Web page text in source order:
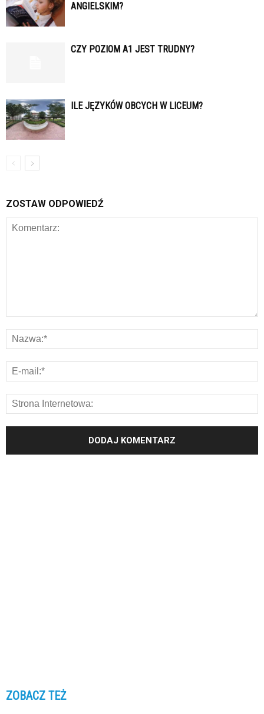
ANGIELSKIM?
CZY POZIOM A1 JEST TRUDNY?
ILE JĘZYKÓW OBCYCH W LICEUM?
ZOSTAW ODPOWIEDŹ
ZOBACZ TEŻ